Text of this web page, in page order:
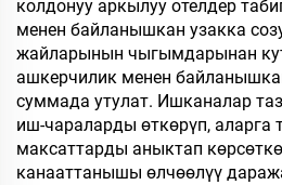
колдонуу аркылуу отелдер
менен байланышкан узакка
жайларынын чыгымдарынан
ашкерчилик менен
суммада утулат. Ишканалар
иш-чараларды өткөрүп, аларга
максаттарды аныктап
канааттанышы өлчөөлүү